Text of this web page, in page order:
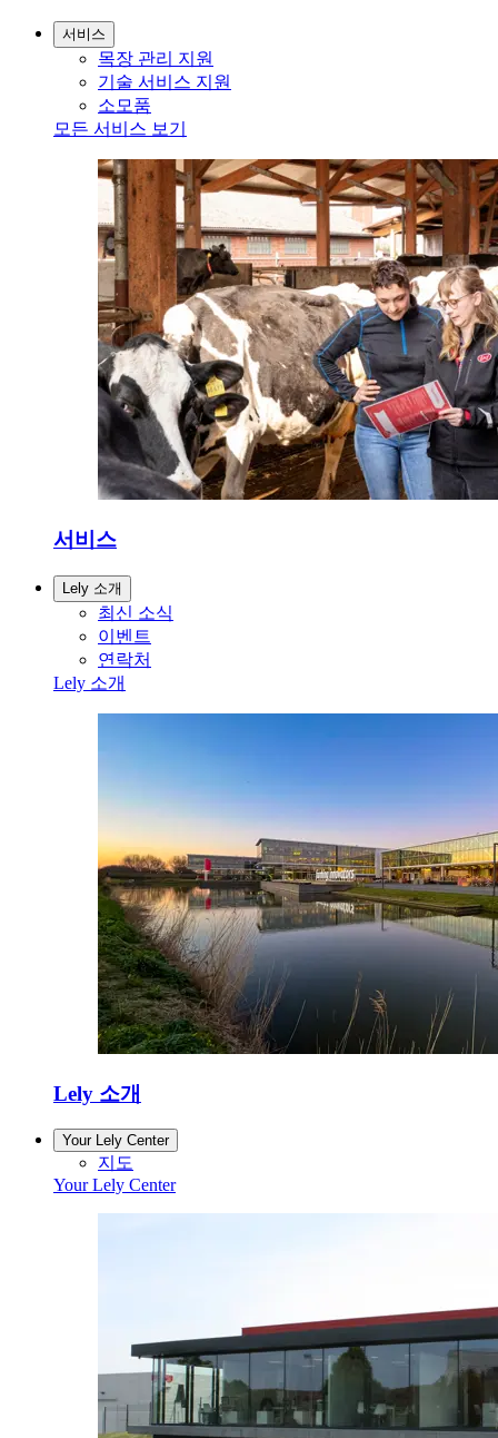
서비스
목장 관리 지원
기술 서비스 지원
소모품
모든 서비스 보기
서비스
Lely 소개
최신 소식
이벤트
연락처
Lely 소개
Lely 소개
Your Lely Center
지도
Your Lely Center